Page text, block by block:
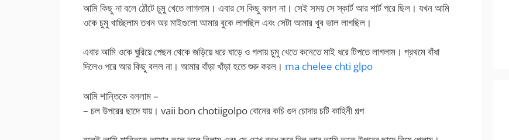
আমি কিছু না বলে ঠোঁটে চুমু খেতে লাগলাম। এবার সে কিছু বলল না। সেই সময় সে স্কার্ট আর শার্ট পরে ছিল। যখন আমি
ওকে চুমু খাচ্ছিলাম তখন অর মাইগুলো আমার বুকে লাগছিল এবং সেটা আমার খুব ভাল লাগছিল।
এবার আমি ওকে ঘুরিয়ে পেছন থেকে জড়িয়ে ধরে ঘাড়ে ও গলায় চুমু খেতে কনেতে মাই ধরে টিপতে লাগলাম। প্রথমে বাঁধা
দিলেও পরে আর কিছু বলল না। আমার বাঁড়া খাঁড়া হতে শুরু করল। ma chelee chti glpo
আমি শান্তিকে বললাম –
– চল উপরের ছাদে যায়। vaii bon chotiigolpo বোনের কচি গুদ চোদার চটি কাহিনী গল্প